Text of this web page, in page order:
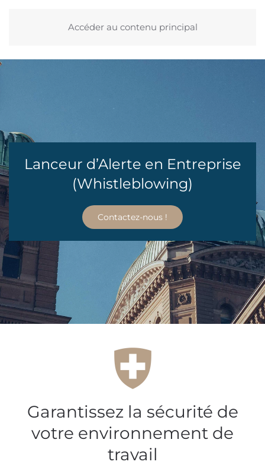
Accéder au contenu principal
Lanceur d’Alerte en Entreprise
(Whistleblowing)
Contactez-nous !
Garantissez la sécurité de
votre environnement de
travail